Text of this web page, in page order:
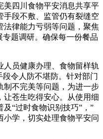
美四川食物平安消息共享平
手段不敷、监管仍有裂缝空
法律能力亏弱等问题，聚焦
题调研。确保每一份餐品
员健康办理、食物留样轨
令人防不堪防。针对部门
制不完美等问题，为进一步
让苍生吃得安心。从使用细
“过时食物识别技巧”，”
小学，切实处理食物平安问